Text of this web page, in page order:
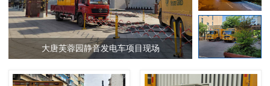
大唐芙蓉园静音发电车项目现场 某